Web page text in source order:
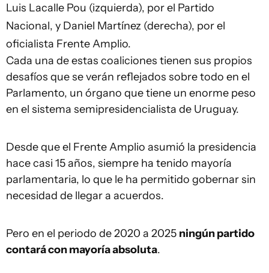
Luis Lacalle Pou (izquierda), por el Partido
Nacional, y Daniel Martínez (derecha), por el
oficialista Frente Amplio.
Cada una de estas coaliciones tienen sus propios
desafíos que se verán reflejados sobre todo en el
Parlamento, un órgano que tiene un enorme peso
en el sistema semipresidencialista de Uruguay.
Desde que el Frente Amplio asumió la presidencia
hace casi 15 años, siempre ha tenido mayoría
parlamentaria, lo que le ha permitido gobernar sin
necesidad de llegar a acuerdos.
Pero en el periodo de 2020 a 2025 ningún partido
contará con mayoría absoluta.